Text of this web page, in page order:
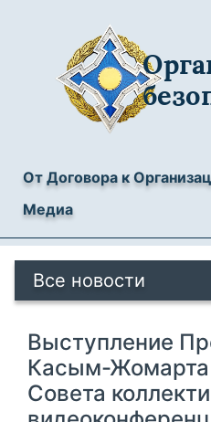
От Договора к
Медиа
Все новости
Выступление
Касым-Жомарта
Совета